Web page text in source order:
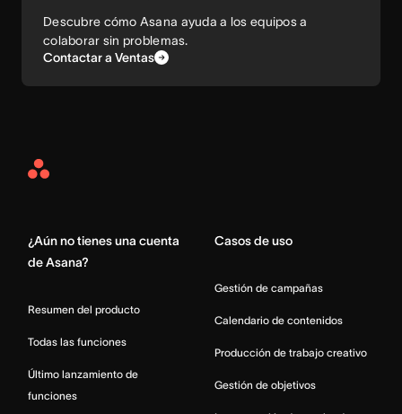
Descubre cómo Asana ayuda a los equipos a
colaborar sin problemas.
Contactar a Ventas
Asana
¿Aún no tienes una cuenta
de Asana?
Resumen del producto
Todas las funciones
Último lanzamiento de
funciones
Casos de uso
Gestión de campañas
Calendario de contenidos
Producción de trabajo creativo
Gestión de objetivos